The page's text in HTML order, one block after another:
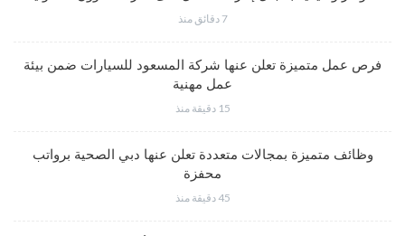
7 دقائق منذ
فرص عمل متميزة تعلن عنها شركة المسعود للسيارات ضمن بيئة
عمل مهنية
15 دقيقة منذ
وظائف متميزة بمجالات متعددة تعلن عنها دبي الصحية برواتب
محفزة
45 دقيقة منذ